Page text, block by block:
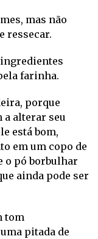
mas não
ressecar.
farinha.
porque
a alterar seu
está bom,
em um copo de
o pó borbulhar
ainda pode ser
tom
pitada de